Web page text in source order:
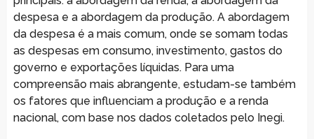
despesa e a abordagem da produção. A abordagem
da despesa é a mais comum, onde se somam todas
as despesas em consumo, investimento, gastos do
governo e exportações líquidas. Para uma
compreensão mais abrangente, estudam-se também
os fatores que influenciam a produção e a renda
nacional, com base nos dados coletados pelo Inegi.